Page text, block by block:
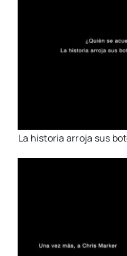
La historia arroja sus